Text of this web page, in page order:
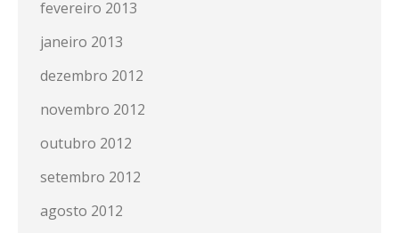
fevereiro 2013
janeiro 2013
dezembro 2012
novembro 2012
outubro 2012
setembro 2012
agosto 2012